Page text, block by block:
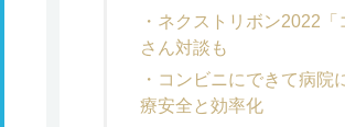
ネクストリボン2022
さん対談も
コンビニにできて病
療安全と効率化